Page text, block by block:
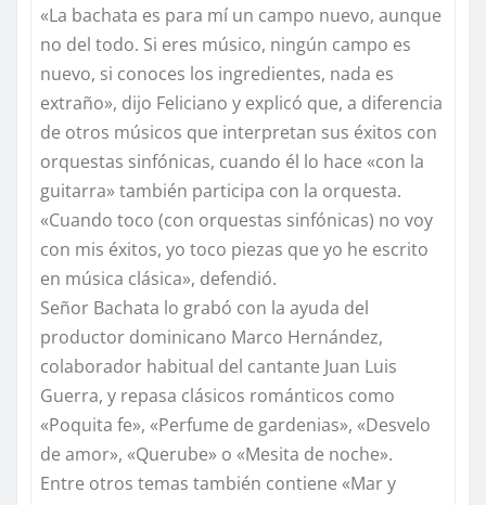
«La bachata es para mí un campo nuevo, aunque
no del todo. Si eres músico, ningún campo es
nuevo, si conoces los ingredientes, nada es
extraño», dijo Feliciano y explicó que, a diferencia
de otros músicos que interpretan sus éxitos con
orquestas sinfónicas, cuando él lo hace «con la
guitarra» también participa con la orquesta.
«Cuando toco (con orquestas sinfónicas) no voy
con mis éxitos, yo toco piezas que yo he escrito
en música clásica», defendió.
Señor Bachata lo grabó con la ayuda del
productor dominicano Marco Hernández,
colaborador habitual del cantante Juan Luis
Guerra, y repasa clásicos románticos como
«Poquita fe», «Perfume de gardenias», «Desvelo
de amor», «Querube» o «Mesita de noche».
Entre otros temas también contiene «Mar y